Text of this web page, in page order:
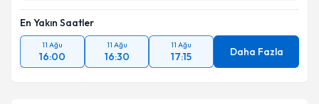
En Yakın Saatler
11 Ağu
16:00
11 Ağu
16:30
11 Ağu
17:15 Daha Fazla